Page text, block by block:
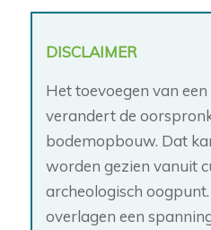
DISCLAIMER
Het toevoegen van
verandert de
bodemopbouw. Dat
worden gezien vanuit
archeologisch
overlagen een